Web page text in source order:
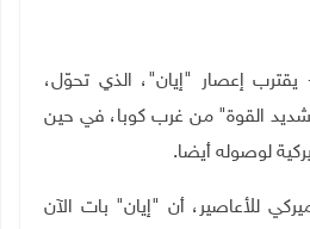
9-2022 وفا- يقترب إعصار "إيان"، الذي تحوّل،
شديد القوة" من غرب كوبا، في حين
لوصوله أيضا.
للأعاصير، أن "إيان" بات الآن